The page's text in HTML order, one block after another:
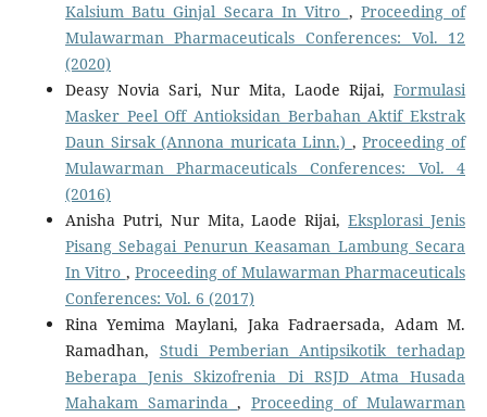
Kalsium Batu Ginjal Secara In Vitro , Proceeding of
Mulawarman Pharmaceuticals Conferences: Vol. 12
(2020)
Deasy Novia Sari, Nur Mita, Laode Rijai,Formulasi
Masker Peel Off Antioksidan Berbahan Aktif Ekstrak
Daun Sirsak (Annona muricata Linn.) ,Proceeding of
Mulawarman Pharmaceuticals Conferences: Vol. 4
(2016)
Anisha Putri, Nur Mita, Laode Rijai,Eksplorasi Jenis
Pisang Sebagai Penurun Keasaman Lambung Secara
In Vitro , Proceeding of Mulawarman Pharmaceuticals
Conferences: Vol. 6 (2017)
Rina Yemima Maylani, Jaka Fadraersada, Adam M.
Ramadhan, Studi Pemberian Antipsikotik terhadap
Beberapa Jenis Skizofrenia Di RSJD Atma Husada
Mahakam Samarinda, Proceeding of Mulawarman